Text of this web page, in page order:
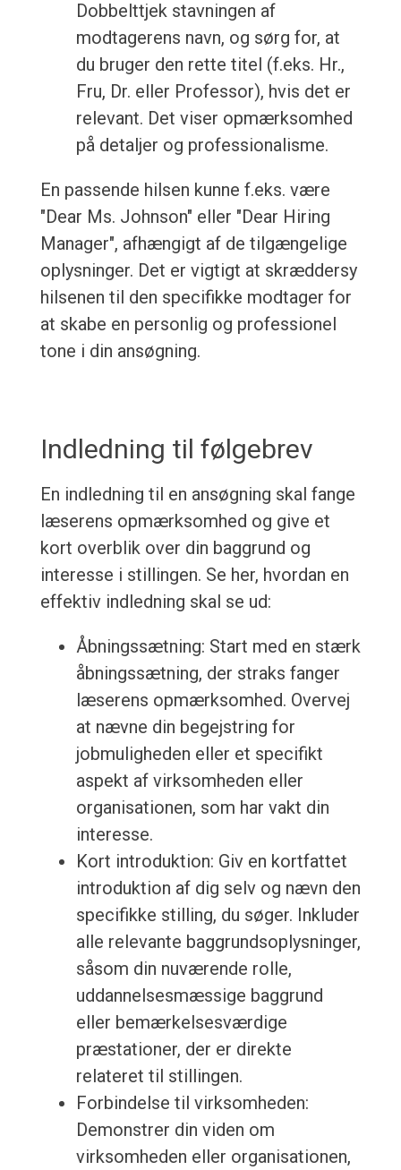
Dobbelttjek stavningen af
modtagerens navn, og sørg for, at
du bruger den rette titel (f.eks. Hr.,
Fru, Dr. eller Professor), hvis det er
relevant. Det viser opmærksomhed
på detaljer og professionalisme.
En passende hilsen kunne f.eks. være
"Dear Ms. Johnson" eller "Dear Hiring
Manager", afhængigt af de tilgængelige
oplysninger. Det er vigtigt at skræddersy
hilsenen til den specifikke modtager for
at skabe en personlig og professionel
tone i din ansøgning.
Indledning til følgebrev
En indledning til en ansøgning skal fange
læserens opmærksomhed og give et
kort overblik over din baggrund og
interesse i stillingen. Se her, hvordan en
effektiv indledning skal se ud:
Åbningssætning: Start med en stærk
åbningssætning, der straks fanger
læserens opmærksomhed. Overvej
at nævne din begejstring for
jobmuligheden eller et specifikt
aspekt af virksomheden eller
organisationen, som har vakt din
interesse.
Kort introduktion: Giv en kortfattet
introduktion af dig selv og nævn den
specifikke stilling, du søger. Inkluder
alle relevante baggrundsoplysninger,
såsom din nuværende rolle,
uddannelsesmæssige baggrund
eller bemærkelsesværdige
præstationer, der er direkte
relateret til stillingen.
Forbindelse til virksomheden:
Demonstrer din viden om
virksomheden eller organisationen,